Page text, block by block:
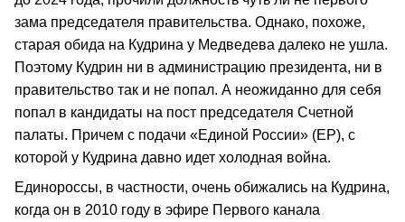
зама председателя правительства. Однако, похоже,
старая обида на Кудрина у Медведева далеко не ушла.
Поэтому Кудрин ни в администрацию президента, ни в
правительство так и не попал. А неожиданно для себя
попал в кандидаты на пост председателя Счетной
палаты. Причем с подачи «Единой России» (ЕР), с
которой у Кудрина давно идет холодная война.
Единороссы, в частности, очень обижались на Кудрина,
когда он в 2010 году в эфире Первого канала